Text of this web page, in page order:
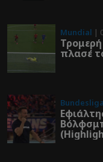
Mundial |
πλασέ
Bundesliga